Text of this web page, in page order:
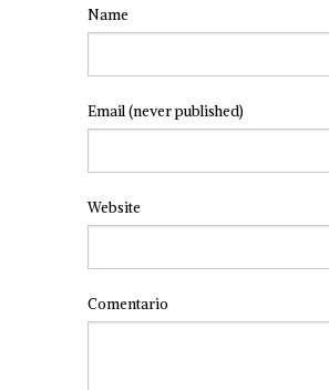
Name
Email(never published)
Website
Comentario